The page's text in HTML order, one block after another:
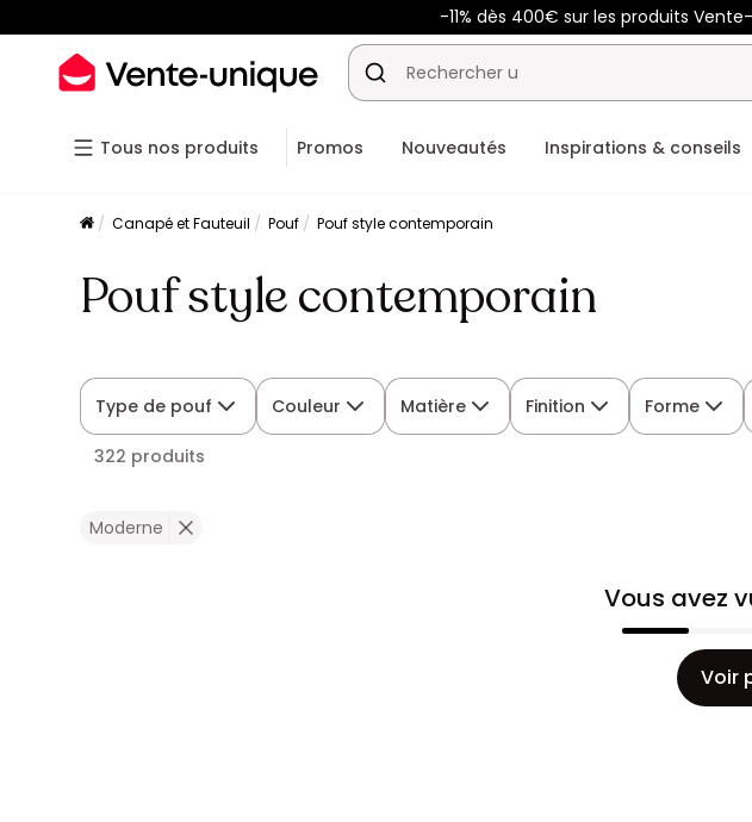
-11% dès 400€ sur les produits
Tous nos produits Promos Nouveautés Inspirations & conseils
Canapé et Fauteuil Pouf Pouf style contemporain
Pouf style contemporain
Type de pouf Couleur Matière Finition Forme
322 produits
Moderne
Vous avez
Voir